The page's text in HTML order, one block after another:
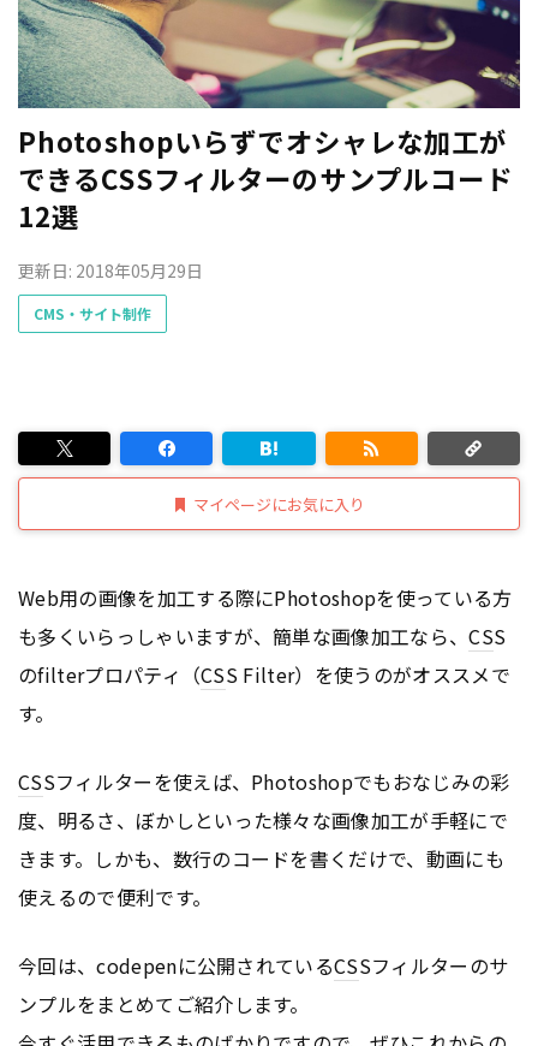
Photoshopいらずでオシャレな加工が
できるCSSフィルターのサンプルコード
12選
更新日: 2018年05月29日
CMS・サイト制作
マイページにお気に入り
Web用の画像を加工する際にPhotoshopを使っている方
も多くいらっしゃいますが、簡単な画像加工なら、CSS
のfilterプロパティ（CSS Filter）を使うのがオススメで
す。
CSSフィルターを使えば、Photoshopでもおなじみの彩
度、明るさ、ぼかしといった様々な画像加工が手軽にで
きます。しかも、数行のコードを書くだけで、動画にも
使えるので便利です。
今回は、codepenに公開されているCSSフィルターのサ
ンプルをまとめてご紹介します。